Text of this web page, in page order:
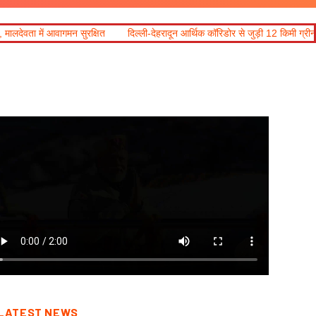
दिल्ली-देहरादून आर्थिक कॉरिडोर से जुड़ी 12 किमी ग्रीनफील्ड बाईपास
NEWS